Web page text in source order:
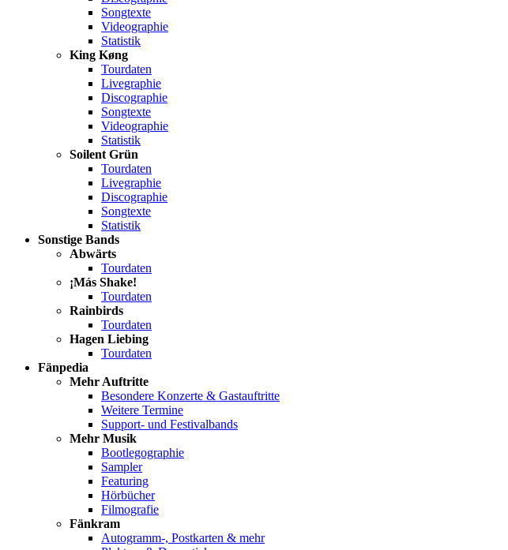
Songtexte
Videographie
Statistik
King Køng
Tourdaten
Livegraphie
Discographie
Songtexte
Videographie
Statistik
Soilent Grün
Tourdaten
Livegraphie
Discographie
Songtexte
Statistik
Sonstige Bands
Abwärts
Tourdaten
¡Más Shake!
Tourdaten
Rainbirds
Tourdaten
Hagen Liebing
Tourdaten
Fänpedia
Mehr Auftritte
Besondere Konzerte & Gastauftritte
Weitere Termine
Support- und Festivalbands
Mehr Musik
Bootlegographie
Sampler
Featuring
Hörbücher
Filmografie
Fänkram
Autogramm-, Postkarten & mehr